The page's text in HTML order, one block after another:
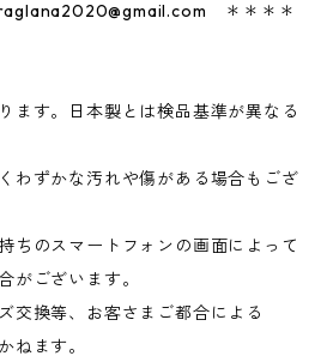
＊＊＊＊
ます。日本製とは検品基準が異なる
わずかな汚れや傷がある場合もござ
ちのスマートフォンの画面によって
ございます。
交換等、お客さまご都合による
ねます。